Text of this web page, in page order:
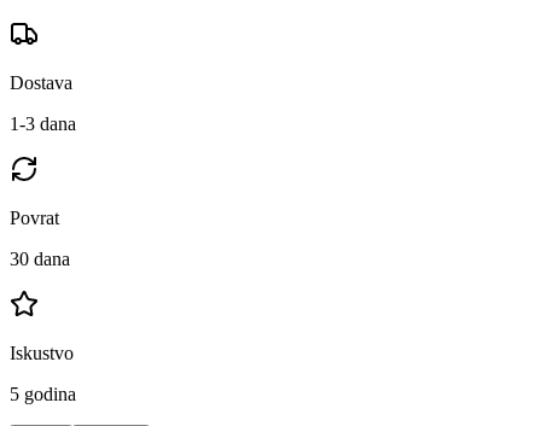
Dostava
1-3 dana
Povrat
30 dana
Iskustvo
5 godina